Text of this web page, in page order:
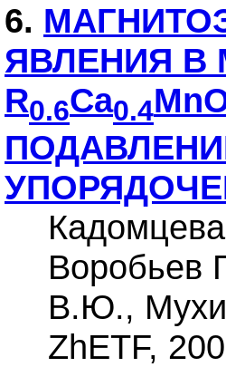
6.
ЯВЛЕНИЯ В
R0.6Ca0.4
Воробьев
В.Ю.,
ZhETF,